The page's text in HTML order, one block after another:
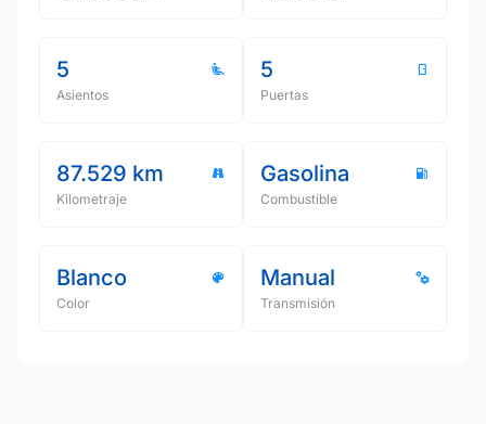
5
Asientos
5
Puertas
87.529 km
Kilometraje
Gasolina
Combustible
Blanco
Color
Manual
Transmisión